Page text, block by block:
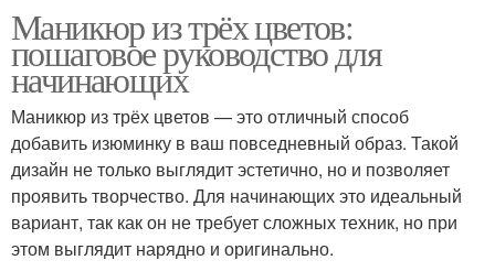
Маникюр из трёх цветов:
пошаговое руководство для
начинающих
Маникюр из трёх цветов — это отличный способ
добавить изюминку в ваш повседневный образ. Такой
дизайн не только выглядит эстетично, но и позволяет
проявить творчество. Для начинающих это идеальный
вариант, так как он не требует сложных техник, но при
этом выглядит нарядно и оригинально.